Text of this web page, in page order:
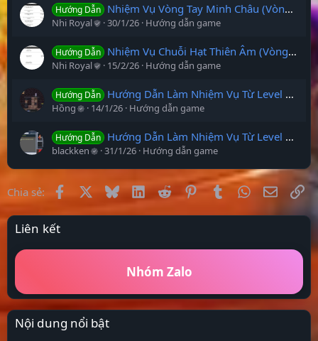
Hướng Dẫn Nhiệm Vụ Vòng Tay Minh Châu (Vòng Tay 2% Tỉ Lệ Chí Mạng) Ghost Online VTC
Nhi Royal 30/1/26 Hướng dẫn game
Hướng Dẫn Nhiệm Vụ Chuỗi Hạt Thiên Âm (Vòng Tay 5% Tỉ Lệ Chí Mạng) Ghost Online VTC
Nhi Royal 15/2/26 Hướng dẫn game
Hướng Dẫn Hướng Dẫn Làm Nhiệm Vụ Từ Level 1 - 50 Ghost Online VTC
Hồng 14/1/26 Hướng dẫn game
Hướng Dẫn Hướng Dẫn Làm Nhiệm Vụ Từ Level 51 - 80 Ghost Online VTC
blackken 31/1/26 Hướng dẫn game
Chia sẻ: Facebook BlueskyLinkedInRedditPinterestTumblrWhatsApp
Email
Liên kết
Nhóm Zalo
Nội dung nổi bật